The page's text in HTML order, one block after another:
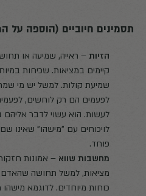
תסמינים חיוביים (הוספה על
הזיות – ראייה, שמיעה או
קיימים במציאות. שכיחות
שמיעת קולות. למשל יש מי
לפעמים הם רק לוחשים,
לעשות. הוא עשוי לדבר אליהם
לויכוחים עם "מישהו" שאינו
פוחד.
מחשבות שווא – אמונות
מציאות, למשל תחושה שהאדם
כוחות מיוחדים. לדוגמא